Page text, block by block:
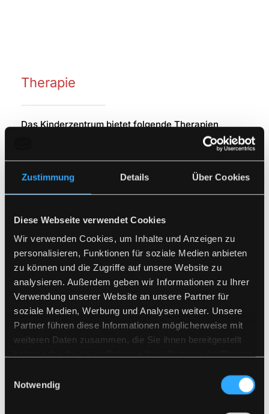
Zustimmung Details Über Cookies
Diese Webseite verwendet Cookies
Wir verwenden Cookies, um Inhalte und Anzeigen zu
personalisieren, Funktionen für soziale Medien anbieten
zu können und die Zugriffe auf unsere Website zu
analysieren. Außerdem geben wir Informationen zu Ihrer
Verwendung unserer Website an unsere Partner für
soziale Medien, Werbung und Analysen weiter. Unsere
Partner führen diese Informationen möglicherweise mit
weiteren Daten zusammen, die Sie ihnen bereitgestellt
Notwendig
Therapie
Das Kinderzentrum bietet folgende Therapien
Lerntherapie
Marburger Lese-Rechtschreibtraining
Kieler Lese und Rechtschreibtraining - Kieler
Automatisierungstraining nach Jansen und Streit im
Lesetraining nach dem Freiburger
AUDIVA - Hören und Bewegen
Dyskalkulie Therapie – Montessori-Therapie
Wahrnehmungstraining mit allen Sinnen
Biofeedback